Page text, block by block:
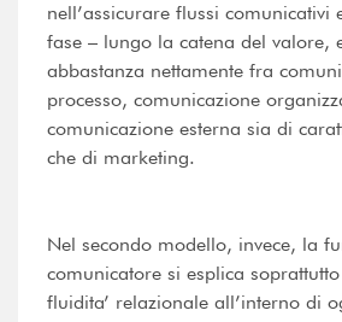
nell’assicurare flussi comunicativi
fase – lungo la catena del valore,
abbastanza nettamente fra
processo, comunicazione
comunicazione esterna sia di
che di marketing.
Nel secondo modello, invece, la
comunicatore si esplica
fluidita’ relazionale all’interno di